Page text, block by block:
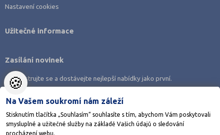
Nastavení cookies
Stáhněte si aplikaci Adresář škol
Užitečné informace
Zasílání novinek
Zaregistrujte se a dostávejte nejlepší nabídky jako první.
🍪
Na Vašem soukromí nám záleží
Stisknutím tlačítka „Souhlasím“ souhlasíte s tím, abychom Vám poskytovali
smysluplné a užitečné služby na základě Vašich údajů o sledování
procházení webu.